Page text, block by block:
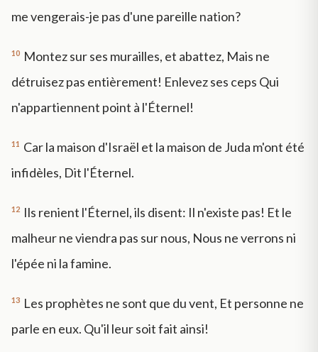
me vengerais-je pas d'une pareille nation?
10 Montez sur ses murailles, et abattez, Mais ne
détruisez pas entièrement! Enlevez ses ceps Qui
n'appartiennent point à l'Éternel!
11 Car la maison d'Israël et la maison de Juda m'ont été
infidèles, Dit l'Éternel.
12 Ils renient l'Éternel, ils disent: Il n'existe pas! Et le
malheur ne viendra pas sur nous, Nous ne verrons ni
l'épée ni la famine.
13 Les prophètes ne sont que du vent, Et personne ne
parle en eux. Qu'il leur soit fait ainsi!